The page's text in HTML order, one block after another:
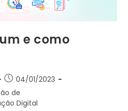
e como
Post
publicado:
04/01/2023
de
Digital